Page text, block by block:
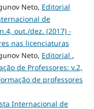
Neto, Editorial
de
out./dez. (2017) -
nas licenciaturas
Neto, Editorial ,
de Professores: v.2,
de professores
Internacional de